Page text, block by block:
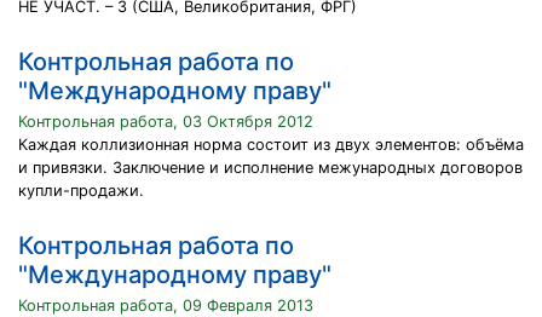
НЕ УЧАСТ. – 3 (США, Великобритания, ФРГ)
Контрольная работа по
"Международному праву"
Контрольная работа, 03 Октября 2012
Каждая коллизионная норма состоит из двух элементов: объёма
и привязки. Заключение и исполнение межународных договоров
купли-продажи.
Контрольная работа по
"Международному праву"
Контрольная работа, 09 Февраля 2013